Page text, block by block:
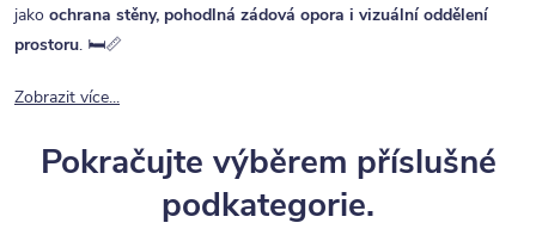
jako ochrana stěny, pohodlná zádová opora i vizuální oddělení
prostoru. 🛏️📏
Zobrazit více...
Pokračujte výběrem příslušné
podkategorie.